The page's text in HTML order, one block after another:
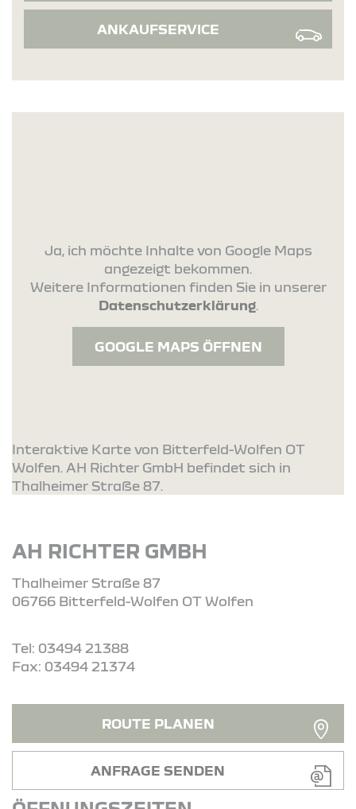
ANKAUFSERVICE
Ja, ich möchte Inhalte von Google Maps
angezeigt bekommen.
Weitere Informationen finden Sie in unserer
Datenschutzerklärung.
GOOGLE MAPS ÖFFNEN
Interaktive Karte von Bitterfeld-Wolfen OT
Wolfen. AH Richter GmbH befindet sich in
Thalheimer Straße 87.
AH RICHTER GMBH
Thalheimer Straße 87
06766 Bitterfeld-Wolfen OT Wolfen
Tel: 03494 21388
Fax: 03494 21374
ROUTE PLANEN
ANFRAGE SENDEN